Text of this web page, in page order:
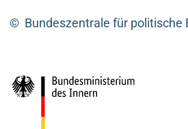
© Bundeszentrale für politische